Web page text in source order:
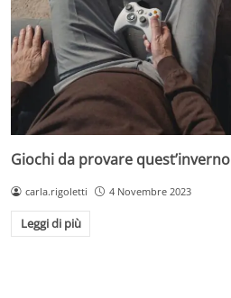
Giochi da provare quest’inverno
carla.rigoletti 4 Novembre 2023
Leggi di più